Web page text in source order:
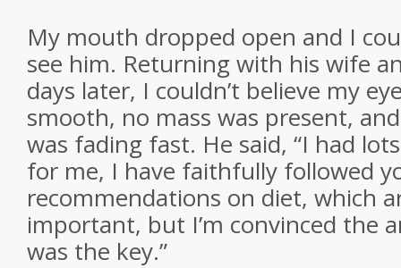
My mouth dropped open and I
see him. Returning with his wife
days later, I couldn’t believe my
smooth, no mass was present,
was fading fast. He said, “I had
for me, I have faithfully followed
recommendations on diet, which
important, but I’m convinced the
was the key.”